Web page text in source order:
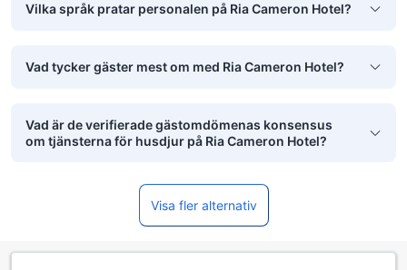
Vilka språk pratar personalen på Ria Cameron Hotel?
Vad tycker gäster mest om med Ria Cameron Hotel?
Vad är de verifierade gästomdömenas konsensus
om tjänsterna för husdjur på Ria Cameron Hotel?
Visa fler alternativ